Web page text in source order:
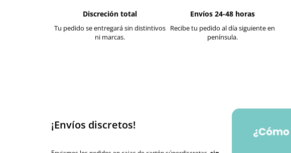
Discreción total
Tu pedido se entregará sin distintivos
ni marcas.
Envíos 24-48 horas
Recibe tu pedido al día siguiente en
península.
¡Envíos discretos!